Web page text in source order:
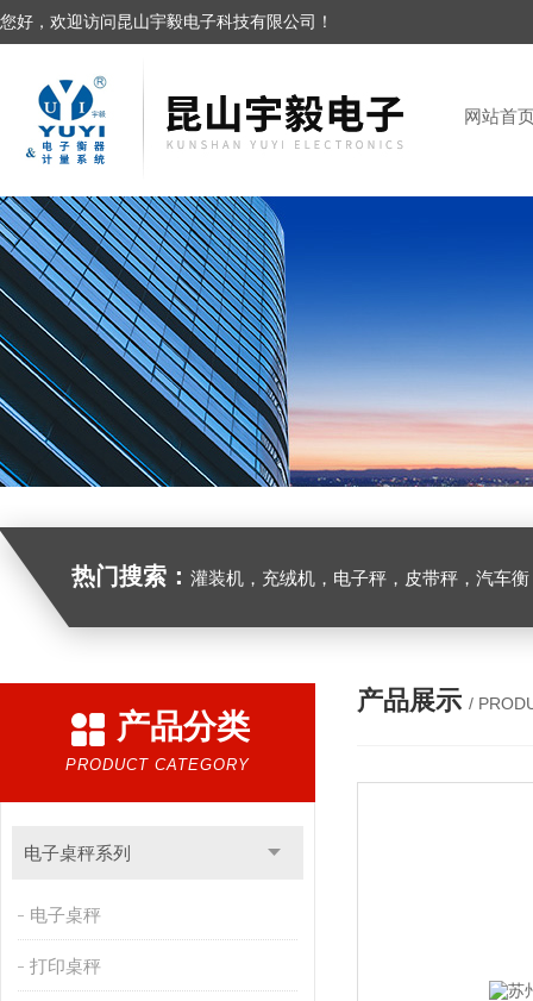
您好，欢迎访问昆山宇毅电子科技有限公司！
网站首
热门搜索： 灌装机，充绒机，电子秤，皮带秤，汽车
产品分类
PRODUCT CATEGORY
电子桌秤系列
电子桌秤
打印桌秤
产品展示 /